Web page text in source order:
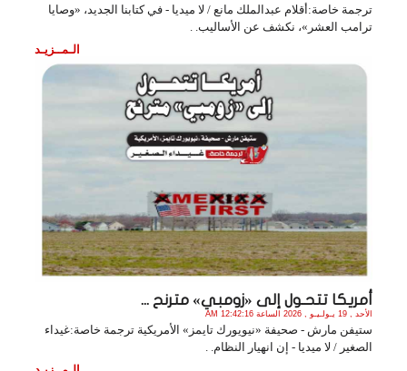
ترجمة خاصة:أقلام عبدالملك مانع / لا ميديا - في كتابنا الجديد، «وصايا
ترامب العشر»، نكشف عن الأساليب. .
الـمــزيـد
أمريكا تتحـول إلى «زومبي» مترنح ...
الأحد , 19 يـولـيـو , 2026 الساعة 12:42:16 AM
ستيفن مارش - صحيفة «نيويورك تايمز» الأمريكية ترجمة خاصة:غيداء
الصغير / لا ميديا - إن انهيار النظام. .